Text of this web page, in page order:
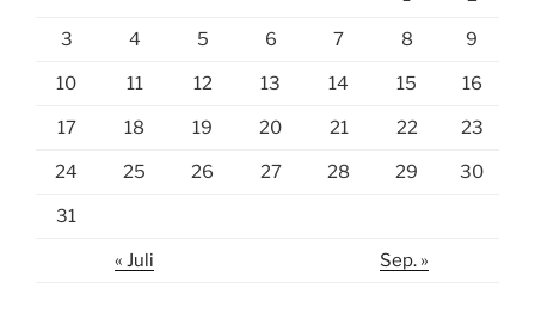
3 4 5 6 7 8 9
10 11 12 13 14 15 16
17 18 19 20 21 22 23
24 25 26 27 28 29 30
31
« Juli Sep. »